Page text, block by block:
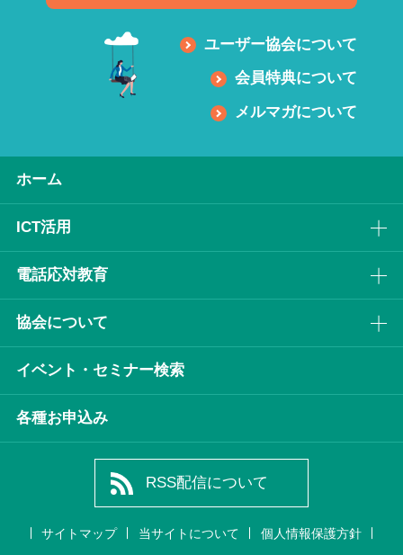
ユーザー協会について
会員特典について
メルマガについて
ホーム
ICT活⽤
電話応対教育
協会について
イベント・セミナー検索
各種お申込み
RSS配信について
サイトマップ 当サイトについて 個人情報保護方針